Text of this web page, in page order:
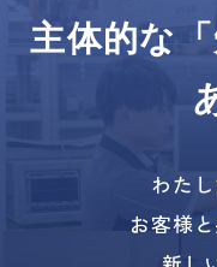
主体的な
わた
お客様